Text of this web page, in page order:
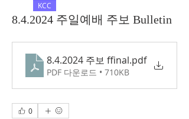
KCC
8.4.2024 주일예배 주보 Bulletin
8.4.2024 주보 ffinal.pdf
PDF 다운로드 • 710KB
0